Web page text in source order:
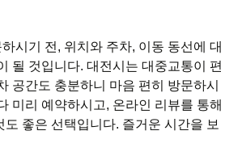
시기 전, 위치와 주차, 이동 동선에 대
될 것입니다. 대전시는 대중교통이 편
공간도 충분하니 마음 편히 방문하시
미리 예약하시고, 온라인 리뷰를 통해
도 좋은 선택입니다. 즐거운 시간을 보